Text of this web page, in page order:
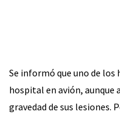
Se informó que uno de los
hospital en avión, aunque
gravedad de sus lesiones.